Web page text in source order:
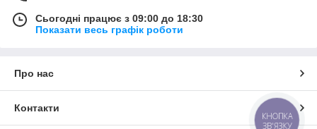
Сьогодні працює з 09:00 до 18:30
Показати весь графік роботи
Про нас
Контакти
КНОПКА
ЗВ'ЯЗКУ